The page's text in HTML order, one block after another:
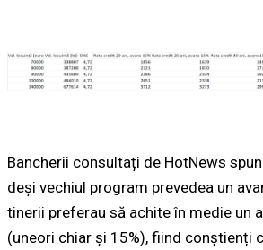
Bancherii consultați de HotNews
deși vechiul program prevedea un
tinerii preferau să achite în medie un
(uneori chiar și 15%), fiind conștienți